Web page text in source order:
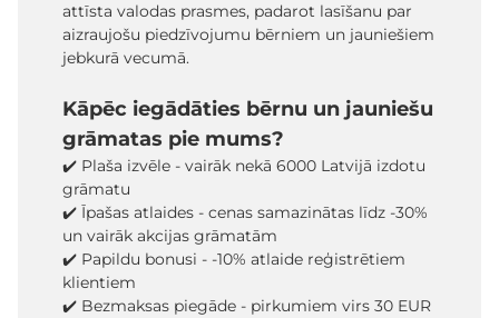
attīsta valodas prasmes, padarot lasīšanu par
aizraujošu piedzīvojumu bērniem un jauniešiem
jebkurā vecumā.
Kāpēc iegādāties bērnu un jauniešu
grāmatas pie mums?
✔️ Plaša izvēle - vairāk nekā 6000 Latvijā izdotu
grāmatu
✔️ Īpašas atlaides - cenas samazinātas līdz -30%
un vairāk akcijas grāmatām
✔️ Papildu bonusi - -10% atlaide reģistrētiem
klientiem
✔️ Bezmaksas piegāde - pirkumiem virs 30 EUR